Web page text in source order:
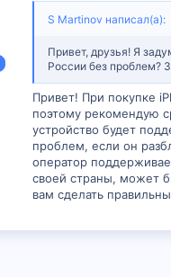
S Martinov написал(а):
Привет, друзья! Я
России без проблем?
Привет! При покупке
поэтому рекомендую
устройство будет
проблем, если он
оператор
своей страны, может
вам сделать